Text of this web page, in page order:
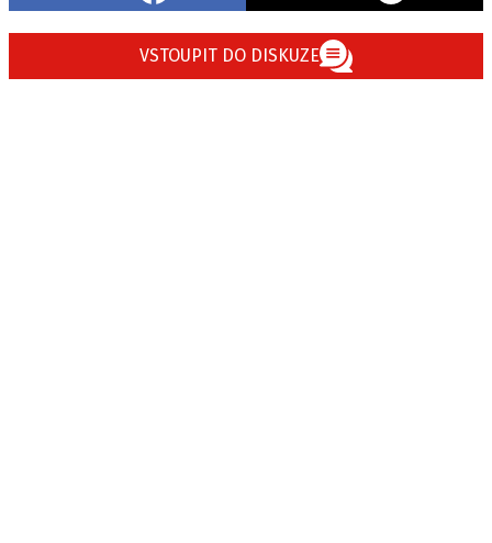
Provozovatelem serveru autoroad.cz je
VSTOUPIT DO DISKUZE